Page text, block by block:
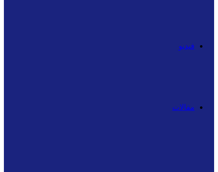
فيديو
مقالات